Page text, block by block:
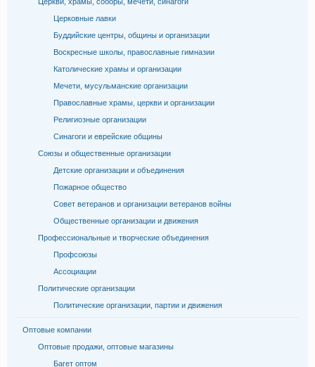
Церковные лавки
Буддийские центры, общины и организации
Воскресные школы, православные гимназии
Католические храмы и организации
Мечети, мусульманские организации
Православные храмы, церкви и организации
Религиозные организации
Синагоги и еврейские общины
Союзы и общественные организации
Детские организации и объединения
Пожарное общество
Совет ветеранов и организации ветеранов войны
Общественные организации и движения
Профессиональные и творческие объединения
Профсоюзы
Ассоциации
Политические организации
Политические организации, партии и движения
Оптовые компании
Оптовые продажи, оптовые магазины
Багет оптом